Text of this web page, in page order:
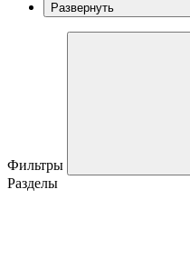
Развернуть
Фильтры
Разделы